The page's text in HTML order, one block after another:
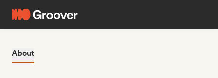
About